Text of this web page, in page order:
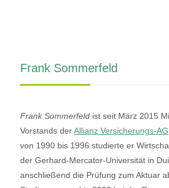
Frank Sommerfeld
Frank Sommerfeldist seit März 2015
Vorstands derAllianz Versicherungs-AG
von 1990 bis 1996 studierte er
der Gerhard-Mercator-Universität in
anschließend die Prüfung zum Aktuar